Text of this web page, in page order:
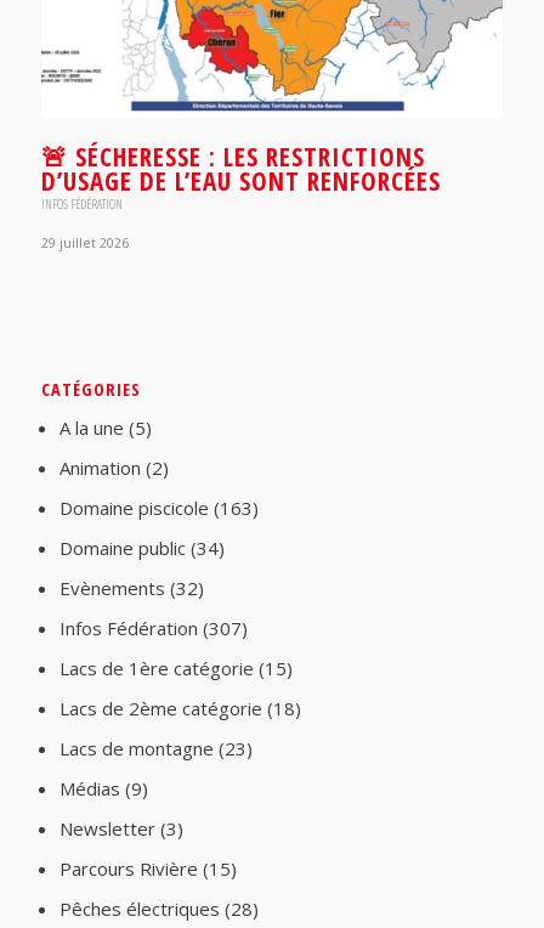
🚨 SÉCHERESSE : LES RESTRICTIONS
D’USAGE DE L’EAU SONT RENFORCÉES
INFOS FÉDÉRATION
29 juillet 2026
CATÉGORIES
A la une (5)
Animation (2)
Domaine piscicole (163)
Domaine public(34)
Evènements (32)
Infos Fédération (307)
Lacs de 1ère catégorie (15)
Lacs de 2ème catégorie (18)
Lacs de montagne (23)
Médias (9)
Newsletter(3)
Parcours Rivière (15)
Pêches électriques (28)